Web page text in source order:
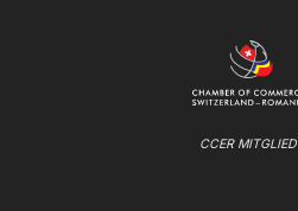
CCER MITGLIED